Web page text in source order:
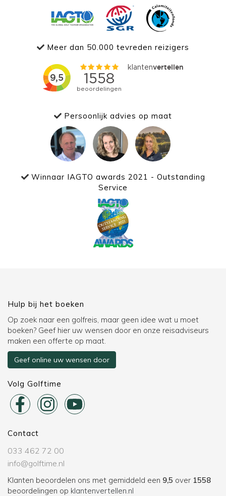
Meer dan 50.000 tevreden reizigers
Persoonlijk advies op maat
Winnaar IAGTO awards 2021 - Outstanding
Service
Hulp bij het boeken
Op zoek naar een golfreis, maar geen idee wat u moet
boeken? Geef hier uw wensen door en onze reisadviseurs
maken een offerte op maat.
Geef online uw wensen door
Volg Golftime
Contact
033 462 72 00
info@golftime.nl
Klanten beoordelen ons met gemiddeld een 9,5 over 1558
beoordelingen op klantenvertellen.nl